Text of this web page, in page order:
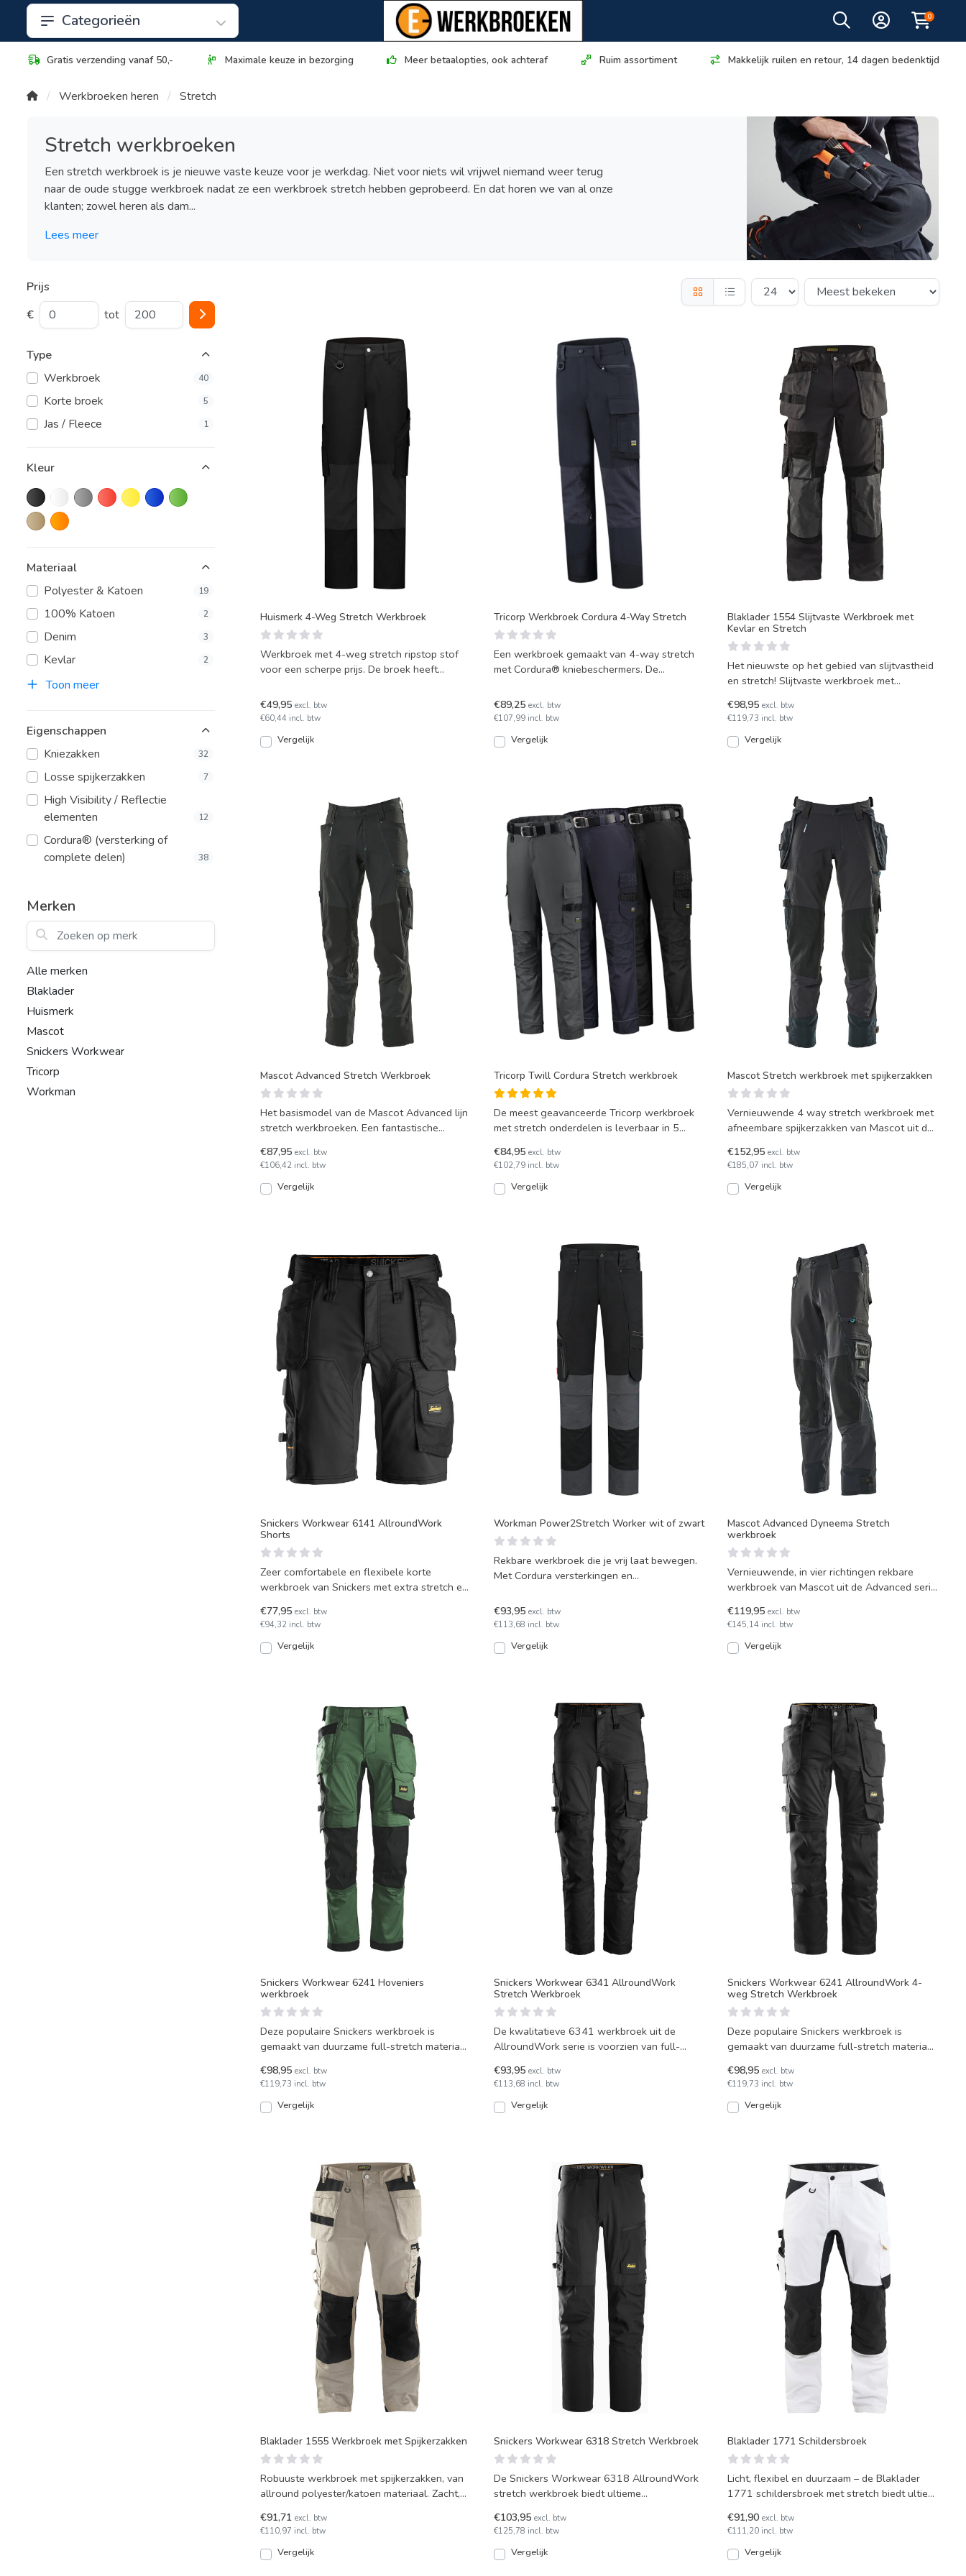
Categorieën 0
Gratis verzending vanaf 50,- Maximale keuze in bezorging Meer betaalopties, ook achteraf Ruim assortiment Makkelijk ruilen en retour, 14 dagen bedenktijd
Werkbroeken heren Stretch
Stretch werkbroeken
Een stretch werkbroek is je nieuwe vaste keuze voor je werkdag. Niet voor niets wil vrijwel niemand weer terug
naar de oude stugge werkbroek nadat ze een werkbroek stretch hebben geprobeerd. En dat horen we van al onze
klanten; zowel heren als dam...
Lees meer
Prijs
€
tot
Type
Werkbroek
40
Korte broek 5
Jas / Fleece 1
Kleur
Materiaal
Polyester & Katoen
19
100% Katoen 2
Denim 3
Kevlar 2
Toon meer
Eigenschappen
Kniezakken
32
Losse spijkerzakken 7
High Visibility / Reflectie
elementen
12
Cordura® (versterking of
complete delen)
38
Merken
Zoeken op merk
Alle merken
Blaklader
Huismerk
Mascot
Snickers Workwear
Tricorp
Workman
Huismerk 4-Weg Stretch Werkbroek
Werkbroek met 4-weg stretch ripstop stof
voor een scherpe prijs. De broek heeft
€49,95 excl. btw
€60,44 incl. btw
Vergelijk
Tricorp Werkbroek Cordura 4-Way Stretch
Een werkbroek gemaakt van 4-way stretch
met Cordura® kniebeschermers. De
€89,25 excl. btw
€107,99 incl. btw
Vergelijk
Blaklader 1554 Slijtvaste Werkbroek met
Kevlar en Stretch
Het nieuwste op het gebied van slijtvastheid
en stretch! Slijtvaste werkbroek met
€98,95 excl. btw
€119,73 incl. btw
Vergelijk
Mascot Advanced Stretch Werkbroek
Het basismodel van de Mascot Advanced lijn
stretch werkbroeken. Een fantastische
€87,95 excl. btw
€106,42 incl. btw
Vergelijk
Tricorp Twill Cordura Stretch werkbroek
De meest geavanceerde Tricorp werkbroek
met stretch onderdelen is leverbaar in 5
€84,95 excl. btw
€102,79 incl. btw
Vergelijk
Mascot Stretch werkbroek met spijkerzakken
Vernieuwende 4 way stretch werkbroek met
afneembare spijkerzakken van Mascot uit de
€152,95 excl. btw
€185,07 incl. btw
Vergelijk
Snickers Workwear 6141 AllroundWork
Shorts
Zeer comfortabele en flexibele korte
werkbroek van Snickers met extra stretch en
€77,95 excl. btw
€94,32 incl. btw
Vergelijk
Workman Power2Stretch Worker wit of zwart
Rekbare werkbroek die je vrij laat bewegen.
Met Cordura versterkingen en
€93,95 excl. btw
€113,68 incl. btw
Vergelijk
Mascot Advanced Dyneema Stretch
werkbroek
Vernieuwende, in vier richtingen rekbare
werkbroek van Mascot uit de Advanced serie.
€119,95 excl. btw
€145,14 incl. btw
Vergelijk
Snickers Workwear 6241 Hoveniers
werkbroek
Deze populaire Snickers werkbroek is
gemaakt van duurzame full-stretch materiaal
€98,95 excl. btw
€119,73 incl. btw
Vergelijk
Snickers Workwear 6341 AllroundWork
Stretch Werkbroek
De kwalitatieve 6341 werkbroek uit de
AllroundWork serie is voorzien van full-
€93,95 excl. btw
€113,68 incl. btw
Vergelijk
Snickers Workwear 6241 AllroundWork 4-
weg Stretch Werkbroek
Deze populaire Snickers werkbroek is
gemaakt van duurzame full-stretch materiaal
€98,95 excl. btw
€119,73 incl. btw
Vergelijk
Blaklader 1555 Werkbroek met Spijkerzakken
Robuuste werkbroek met spijkerzakken, van
allround polyester/katoen materiaal. Zacht,
€91,71 excl. btw
€110,97 incl. btw
Vergelijk
Snickers Workwear 6318 Stretch Werkbroek
De Snickers Workwear 6318 AllroundWork
stretch werkbroek biedt ultieme
€103,95 excl. btw
€125,78 incl. btw
Vergelijk
Blaklader 1771 Schildersbroek
Licht, flexibel en duurzaam – de Blaklader
1771 schildersbroek met stretch biedt ultiem
€91,90 excl. btw
€111,20 incl. btw
Vergelijk